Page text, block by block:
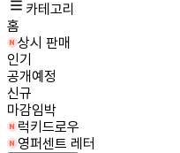
카테고리
홈
상시 판매
인기
공개예정
신규
마감임박
럭키드로우
영퍼센트 레터